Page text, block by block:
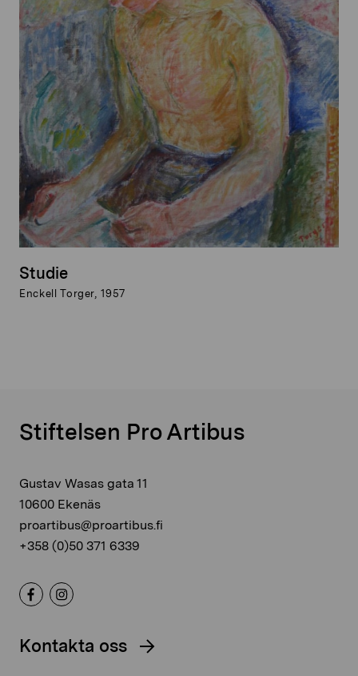
Studie
Enckell Torger, 1957
Stiftelsen Pro Artibus
Gustav Wasas gata 11
10600 Ekenäs
proartibus@proartibus.fi
+358 (0)50 371 6339
Kontakta oss